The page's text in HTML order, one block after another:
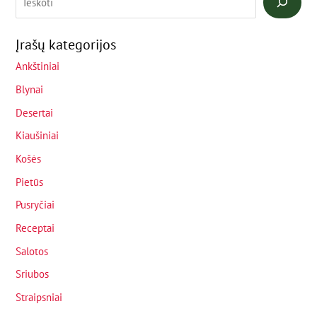
Įrašų kategorijos
Ankštiniai
Blynai
Desertai
Kiaušiniai
Košės
Pietūs
Pusryčiai
Receptai
Salotos
Sriubos
Straipsniai